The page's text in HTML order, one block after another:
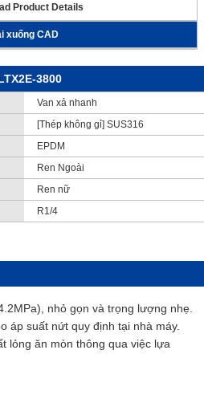
Product Details
xuống CAD
3800
Van xả nhanh
[Thép không gỉ] SUS316
EPDM
Ren Ngoài
Ren nữ
R1/4
nhỏ gọn và trọng lượng nhẹ.
áp suất nứt quy định tại nhà máy.
lỏng ăn mòn thông qua việc lựa